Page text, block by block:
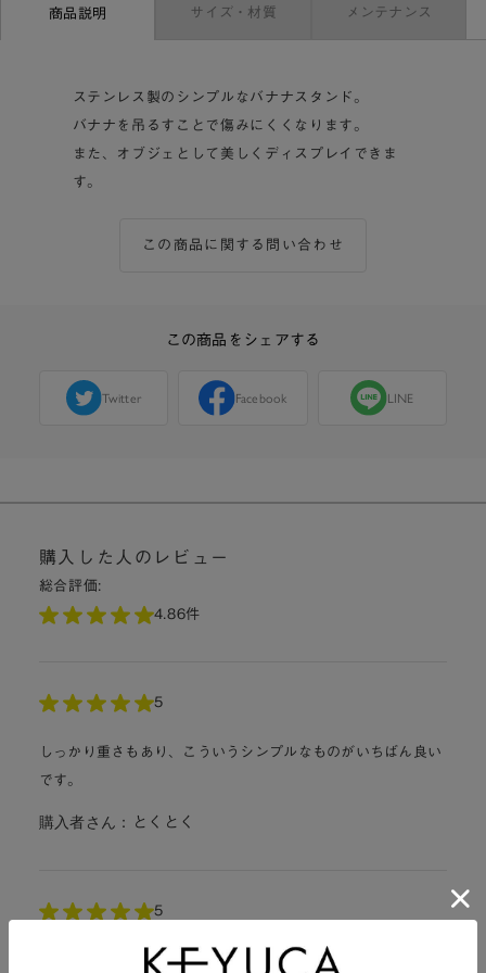
商品説明 サイズ・材質 メンテナンス
ステンレス製のシンプルなバナナスタンド。
バナナを吊るすことで傷みにくくなります。
また、オブジェとして美しくディスプレイできま
す。
この商品に関する問い合わせ
この商品をシェアする
Twitter Facebook LINE
購入した人のレビュー
総合評価:
4.86件
5
しっかり重さもあり、こういうシンプルなものがいちばん良い
です。
購入者さん： とくとく
5
バナナをおしゃれに吊るせます。